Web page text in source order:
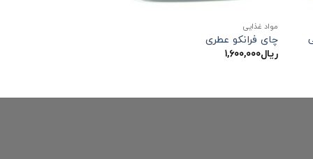
مواد غذایی
چای فرانکو عطری
ریال۱,۶۰۰,۰۰۰